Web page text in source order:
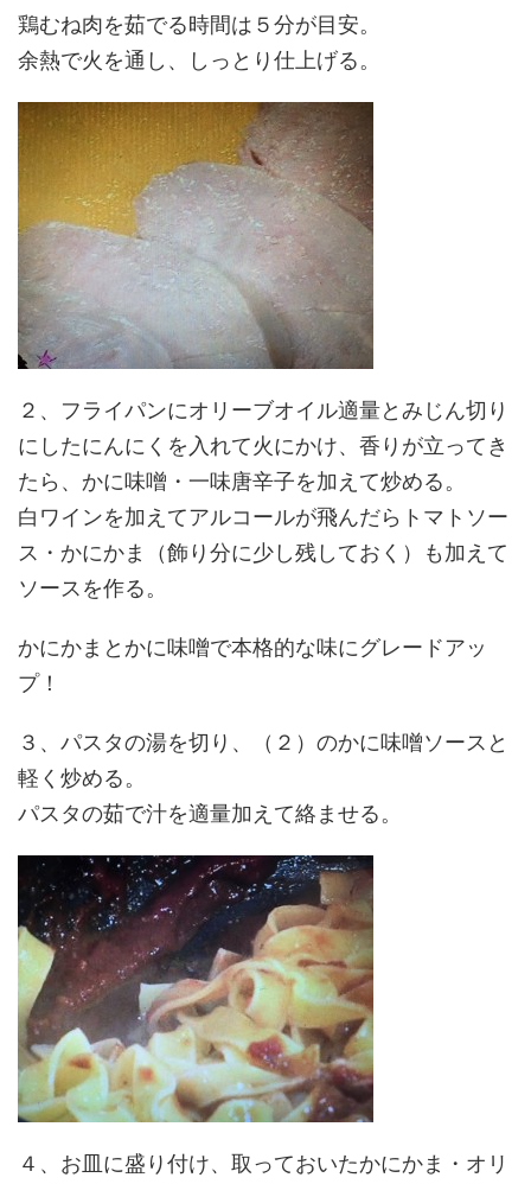
鶏むね肉を茹でる時間は５分が目安。
余熱で火を通し、しっとり仕上げる。
２、フライパンにオリーブオイル適量とみじん切り
にしたにんにくを入れて火にかけ、香りが立ってき
たら、かに味噌・一味唐辛子を加えて炒める。
白ワインを加えてアルコールが飛んだらトマトソー
ス・かにかま（飾り分に少し残しておく）も加えて
ソースを作る。
かにかまとかに味噌で本格的な味にグレードアッ
プ！
３、パスタの湯を切り、（２）のかに味噌ソースと
軽く炒める。
パスタの茹で汁を適量加えて絡ませる。
４、お皿に盛り付け、取っておいたかにかま・オリ